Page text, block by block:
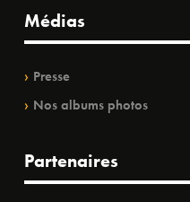
Médias
Presse
Nos albums photos
Partenaires